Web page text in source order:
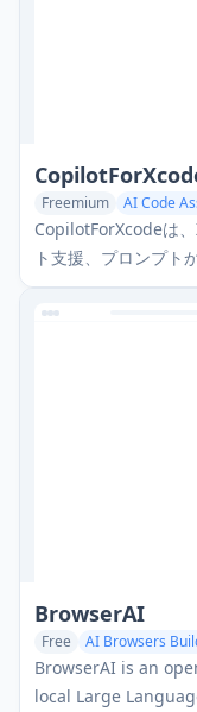
Freemium AI Code
AI Code Refactoring
CopilotForXcodeは
ト支援、プロンプト
スエディタ拡張機能
BrowserAI
Free AI Browsers
BrowserAI is an
local Large